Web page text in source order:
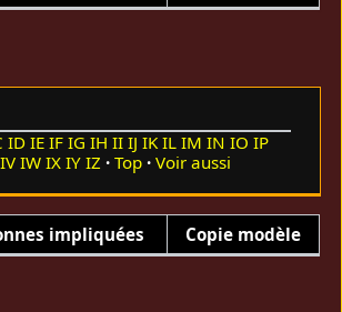
ID IE IF IG IH II IJ IK IL IM IN IO IP
IV IW IX IY IZ Top Voir aussi
impliquées Copie modèle